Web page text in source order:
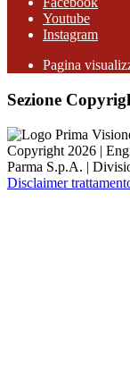
Youtube
Instagram
Pagina
Sezione
Copyright 2026 |
Parma S.p.A. |
Disclaimer